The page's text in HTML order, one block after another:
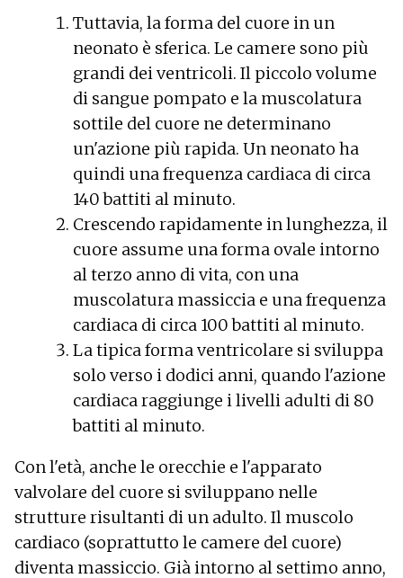
Tuttavia, la forma del cuore in un
neonato è sferica. Le camere sono più
grandi dei ventricoli. Il piccolo volume
di sangue pompato e la muscolatura
sottile del cuore ne determinano
un'azione più rapida. Un neonato ha
quindi una frequenza cardiaca di circa
140 battiti al minuto.
Crescendo rapidamente in lunghezza, il
cuore assume una forma ovale intorno
al terzo anno di vita, con una
muscolatura massiccia e una frequenza
cardiaca di circa 100 battiti al minuto.
La tipica forma ventricolare si sviluppa
solo verso i dodici anni, quando l'azione
cardiaca raggiunge i livelli adulti di 80
battiti al minuto.
Con l'età, anche le orecchie e l'apparato
valvolare del cuore si sviluppano nelle
strutture risultanti di un adulto. Il muscolo
cardiaco (soprattutto le camere del cuore)
diventa massiccio. Già intorno al settimo anno,